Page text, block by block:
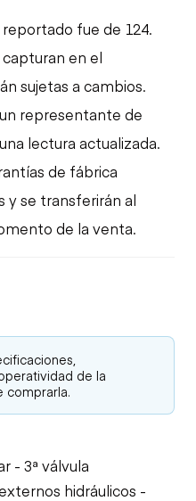
fue de 124.
capturan en el
sujetas a cambios.
representante de
lectura actualizada.
de fábrica
y se transferirán al
de la venta.
de la
comprarla.
- 3ª válvula
hidráulicos -